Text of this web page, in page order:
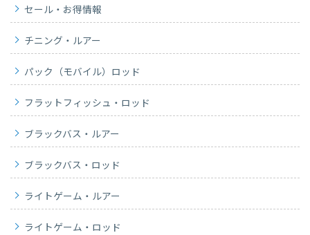
セール・お得情報
チニング・ルアー
パック（モバイル）ロッド
フラットフィッシュ・ロッド
ブラックバス・ルアー
ブラックバス・ロッド
ライトゲーム・ルアー
ライトゲーム・ロッド